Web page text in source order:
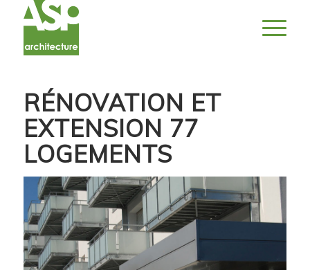
RÉNOVATION ET
EXTENSION 77
LOGEMENTS